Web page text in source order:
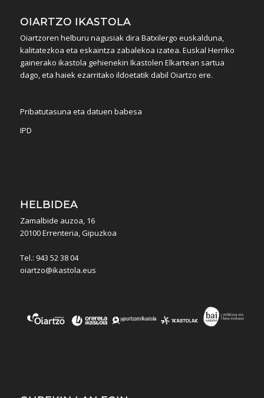
OIARTZO IKASTOLA
Oiartzoren helburu nagusiak dira Batxilergo euskalduna,
kalitatezkoa eta eskaintza zabalekoa izatea. Euskal Herriko
gainerako ikastola gehienekin Ikastolen Elkartean sartua
dago, eta haiek ezarritako ildoetatik dabil Oiartzo ere.
Pribatutasuna eta datuen babesa
IPD
HELBIDEA
Zamalbide auzoa, 16
20100 Errenteria, Gipuzkoa
Tel.: 943 52 38 04
oiartzo@ikastola.eus